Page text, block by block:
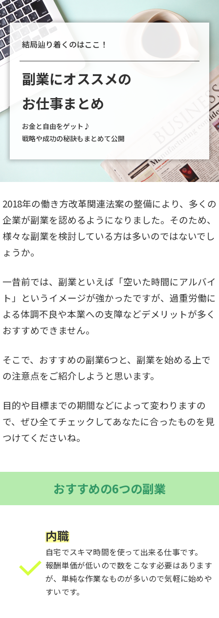
結局辿り着くのはここ！
副業にオススメの
お仕事まとめ
お金と自由をゲット♪
戦略や成功の秘訣もまとめて公開
2018年の働き方改革関連法案の整備により、多くの
企業が副業を認めるようになりました。そのため、
様々な副業を検討している方は多いのではないでし
ょうか。
一昔前では、副業といえば「空いた時間にアルバイ
ト」というイメージが強かったですが、過重労働に
よる体調不良や本業への支障などデメリットが多く
おすすめできません。
そこで、おすすめの副業6つと、副業を始める上で
の注意点をご紹介しようと思います。
目的や目標までの期間などによって変わりますの
で、ぜひ全てチェックしてあなたに合ったものを見
つけてくださいね。
おすすめの6つの副業
内職
自宅でスキマ時間を使って出来る仕事です。
報酬単価が低いので数をこなす必要はあります
が、単純な作業なものが多いので気軽に始めや
すいです。